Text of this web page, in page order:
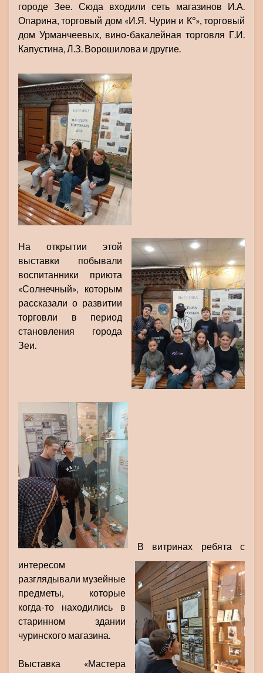
городе Зее. Сюда входили сеть магазинов И.А.
Опарина, торговый дом «И.Я. Чурин и Кº», торговый
дом Урманчеевых, вино-бакалейная торговля Г.И.
Капустина, Л.З. Ворошилова и другие.
На открытии этой
выставки побывали
воспитанники приюта
«Солнечный», которым
рассказали о развитии
торговли в период
становления города
Зеи.
В витринах ребята с
интересом
разглядывали музейные
предметы, которые
когда-то находились в
старинном здании
чуринского магазина.
Выставка «Мастера